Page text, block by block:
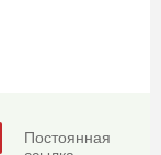
Постоянная